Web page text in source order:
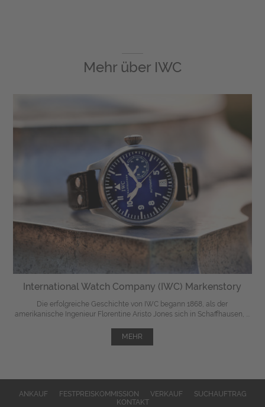
Mehr über IWC
International Watch Company (IWC) Markenstory
Die erfolgreiche Geschichte von IWC begann 1868, als der
amerikanische Ingenieur Florentine Aristo Jones sich in Schaffhausen, ...
MEHR
ANKAUF FESTPREISKOMMISSION VERKAUF
SUCHAUFTRAG
KONTAKT